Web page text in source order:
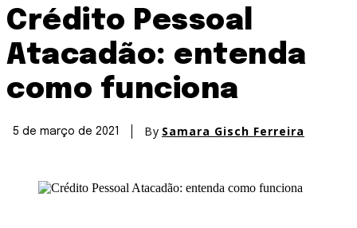
Crédito Pessoal
Atacadão: entenda
como funciona
5 de março de 2021 By Samara Gisch Ferreira